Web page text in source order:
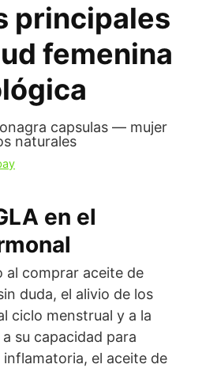
principales
femenina
en el
al comprar aceite de
duda, el alivio de los
ciclo menstrual y a la
su capacidad para
el aceite de